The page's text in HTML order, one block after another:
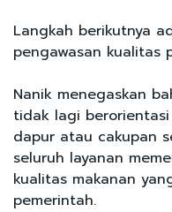
Langkah berikutnya
pengawasan kualitas
Nanik menegaskan
tidak lagi
dapur atau cakupan
seluruh layanan
kualitas makanan
pemerintah.